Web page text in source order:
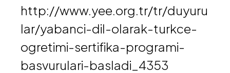
http://www.yee.org.tr/tr/duyuru
lar/yabanci-dil-olarak-turkce-
ogretimi-sertifika-programi-
basvurulari-basladi_4353